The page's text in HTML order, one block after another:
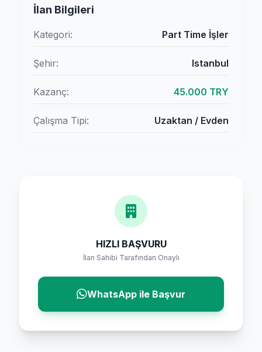
İlan Bilgileri
Kategori: Part Time İşler
Şehir: Istanbul
Kazanç: 45.000 TRY
Çalışma Tipi: Uzaktan / Evden
HIZLI BAŞVURU
İlan Sahibi Tarafından Onaylı
WhatsApp ile Başvur